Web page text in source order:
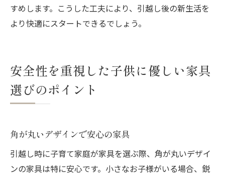
すめします。こうした工夫により、引越し後の新生活を
より快適にスタートできるでしょう。
安全性を重視した子供に優しい家具
選びのポイント
角が丸いデザインで安心の家具
引越し時に子育て家庭が家具を選ぶ際、角が丸いデザイ
ンの家具は特に安心です。小さなお子様がいる場合、鋭